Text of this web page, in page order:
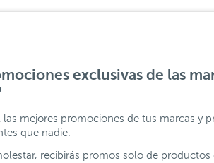
exclusivas de las
las mejores promociones de tus marcas y
que nadie.
recibirás promos solo de productos